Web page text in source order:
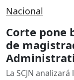
Nacional
Corte pone
de
La SCJN